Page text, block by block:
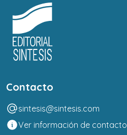
Contacto
sintesis@sintesis.com
Ver información de contacto